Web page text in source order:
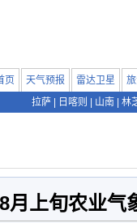
页 天气预报 雷达卫星
拉萨
日喀则 山南 林
月上旬农业气